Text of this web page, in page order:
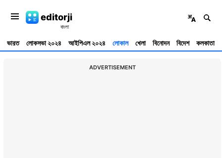
editorji
ভারত লোকসভা ২০২৪ আইপিএল ২০২৪ লোকাল খেলা বিনোদন বিদেশ কলকাতা
ADVERTISEMENT